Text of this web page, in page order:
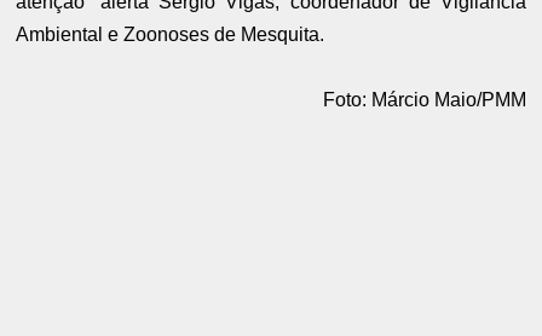
Ambiental e Zoonoses de Mesquita.
Foto: Márcio Maio/PMM